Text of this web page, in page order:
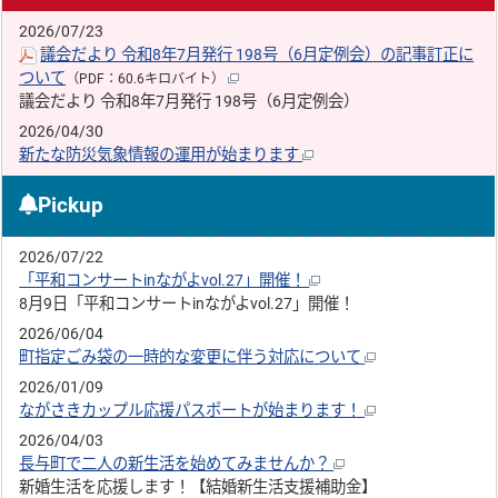
2026/07/23
議会だより 令和8年7月発行 198号（6月定例会）の記事訂正に
ついて （PDF：60.6キロバイト）
議会だより 令和8年7月発行 198号（6月定例会）
2026/04/30
新たな防災気象情報の運用が始まります
Pickup
2026/07/22
「平和コンサートinながよvol.27」開催！
8月9日「平和コンサートinながよvol.27」開催！
2026/06/04
町指定ごみ袋の一時的な変更に伴う対応について
2026/01/09
ながさきカップル応援パスポートが始まります！
2026/04/03
長与町で二人の新生活を始めてみませんか？
新婚生活を応援します！【結婚新生活支援補助金】